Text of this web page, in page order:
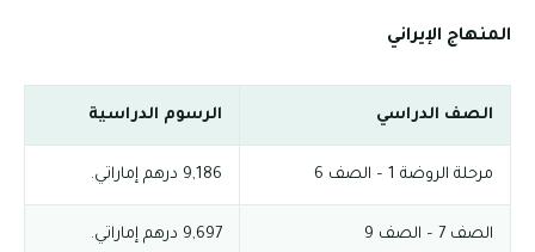
المنهاج الإيراني
الصف الدراسي الرسوم الدراسية
مرحلة الروضة 1 – الصف 6 9,186 درهم إماراتي.
الصف 7 – الصف 9 9,697 درهم إماراتي.